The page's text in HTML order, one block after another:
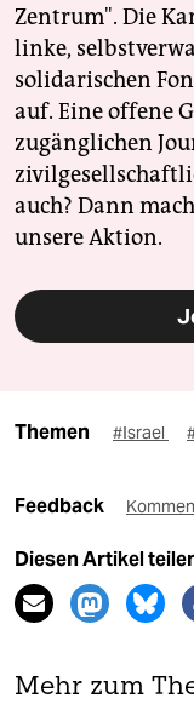
Zentrum". Die
linke,
solidarischen
auf. Eine offene
zugänglichen
auch? Dann
unsere Aktion.
Themen #Israel
Feedback
Diesen Artikel
Mehr zum